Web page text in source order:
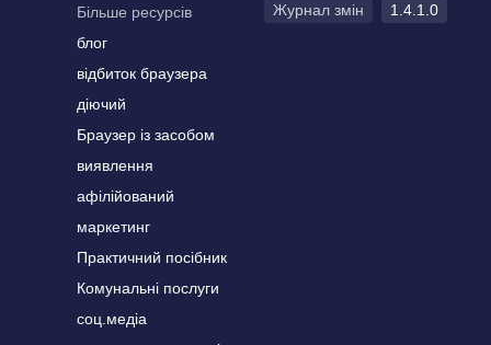
Більше ресурсів
блог
відбиток браузера
діючий
Браузер із засобом
виявлення
афілійований
маркетинг
Практичний посібник
Комунальні послуги
соц.медіа
Журнал змін 1.4.1.0